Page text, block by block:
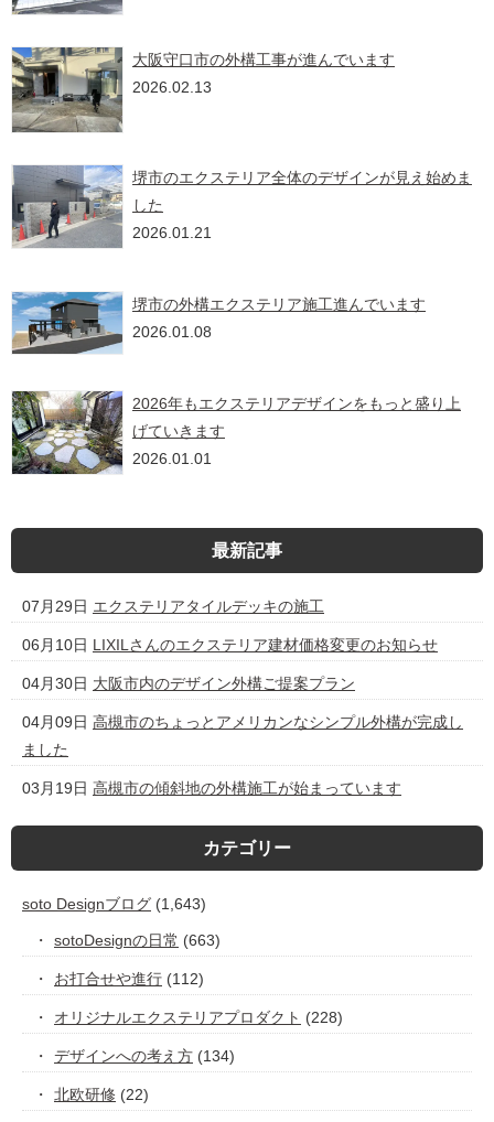
大阪守口市の外構工事が進んでいます
2026.02.13
堺市のエクステリア全体のデザインが見え始めま
した
2026.01.21
堺市の外構エクステリア施工進んでいます
2026.01.08
2026年もエクステリアデザインをもっと盛り上
げていきます
2026.01.01
最新記事
07月29日 エクステリアタイルデッキの施工
06月10日 LIXILさんのエクステリア建材価格変更のお知らせ
04月30日 大阪市内のデザイン外構ご提案プラン
04月09日 高槻市のちょっとアメリカンなシンプル外構が完成し
ました
03月19日 高槻市の傾斜地の外構施工が始まっています
カテゴリー
soto Designブログ (1,643)
sotoDesignの日常 (663)
お打合せや進行 (112)
オリジナルエクステリアプロダクト (228)
デザインへの考え方 (134)
北欧研修 (22)